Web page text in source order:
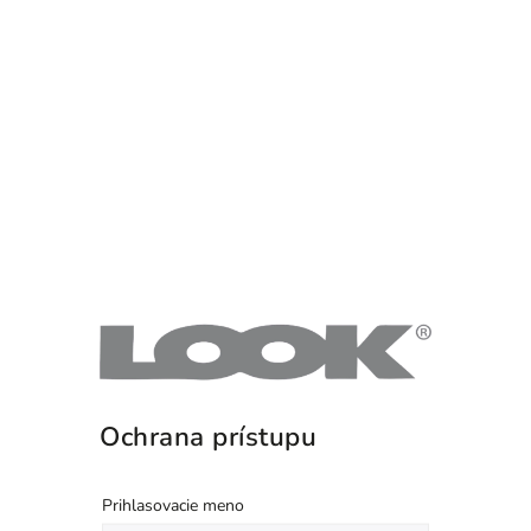
Ochrana prístupu
Prihlasovacie meno